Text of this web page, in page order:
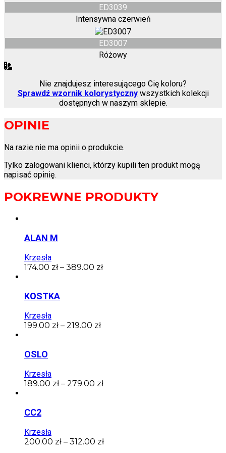
ED3039
Intensywna czerwień
ED3007
Różowy
Nie znajdujesz interesującego Cię koloru?
Sprawdź wzornik kolorystycznywszystkich kolekcji
dostępnych w naszym sklepie.
OPINIE
Na razie nie ma opinii o produkcie.
Tylko zalogowani klienci, którzy kupili ten produkt mogą
napisać opinię.
POKREWNE PRODUKTY
ALAN M
Krzesła
174.00 zł– 389.00 zł
KOSTKA
Krzesła
199.00 zł– 219.00 zł
OSLO
Krzesła
189.00 zł– 279.00 zł
CC2
Krzesła
200.00 zł– 312.00 zł